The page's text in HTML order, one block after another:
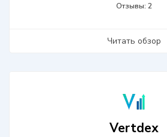
Отзывы: 2
Читать обзор
Vertdex